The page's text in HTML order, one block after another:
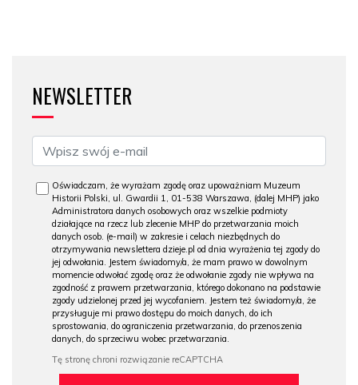
NEWSLETTER
Oświadczam, że wyrażam zgodę oraz upoważniam Muzeum
Historii Polski, ul. Gwardii 1, 01-538 Warszawa, (dalej MHP) jako
Administratora danych osobowych oraz wszelkie podmioty
działające na rzecz lub zlecenie MHP do przetwarzania moich
danych osob. (e-mail) w zakresie i celach niezbędnych do
otrzymywania newslettera dzieje.pl od dnia wyrażenia tej zgody do
jej odwołania. Jestem świadomy/a, że mam prawo w dowolnym
momencie odwołać zgodę oraz że odwołanie zgody nie wpływa na
zgodność z prawem przetwarzania, którego dokonano na podstawie
zgody udzielonej przed jej wycofaniem. Jestem też świadomy/a, że
przysługuje mi prawo dostępu do moich danych, do ich
sprostowania, do ograniczenia przetwarzania, do przenoszenia
danych, do sprzeciwu wobec przetwarzania.